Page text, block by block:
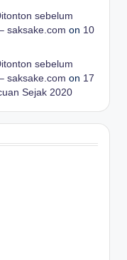
sebelum
saksake.com on 10
sebelum
saksake.com on 17
Sejak 2020